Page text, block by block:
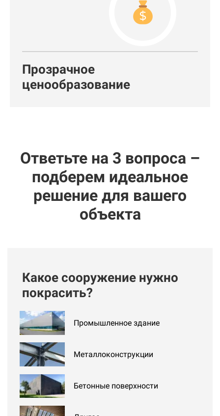
Прозрачное
ценообразование
Ответьте на 3 вопроса –
подберем идеальное
решение для вашего
объекта
Какое сооружение нужно
покрасить?
Промышленное здание
Металлоконструкции
Бетонные поверхности